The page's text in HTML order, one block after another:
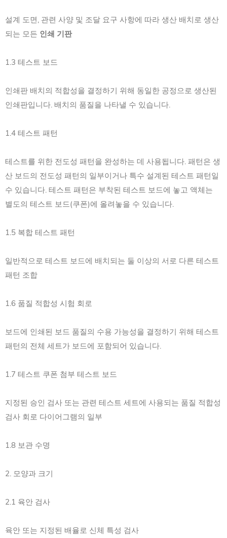
설계 도면, 관련 사양 및 조달 요구 사항에 따라 생산 배치로 생산
되는 모든 인쇄 기판
1.3 테스트 보드
인쇄판 배치의 적합성을 결정하기 위해 동일한 공정으로 생산된
인쇄판입니다. 배치의 품질을 나타낼 수 있습니다.
1.4 테스트 패턴
테스트를 위한 전도성 패턴을 완성하는 데 사용됩니다. 패턴은 생
산 보드의 전도성 패턴의 일부이거나 특수 설계된 테스트 패턴일
수 있습니다. 테스트 패턴은 부착된 테스트 보드에 놓고 액체는
별도의 테스트 보드(쿠폰)에 올려놓을 수 있습니다.
1.5 복합 테스트 패턴
일반적으로 테스트 보드에 배치되는 둘 이상의 서로 다른 테스트
패턴 조합
1.6 품질 적합성 시험 회로
보드에 인쇄된 보드 품질의 수용 가능성을 결정하기 위해 테스트
패턴의 전체 세트가 보드에 포함되어 있습니다.
1.7 테스트 쿠폰 첨부 테스트 보드
지정된 승인 검사 또는 관련 테스트 세트에 사용되는 품질 적합성
검사 회로 다이어그램의 일부
1.8 보관 수명
2. 모양과 크기
2.1 육안 검사
육안 또는 지정된 배율로 신체 특성 검사